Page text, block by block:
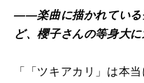
――楽曲に描かれている
ど、櫻子さんの等身大
「「ツキアカリ」は本